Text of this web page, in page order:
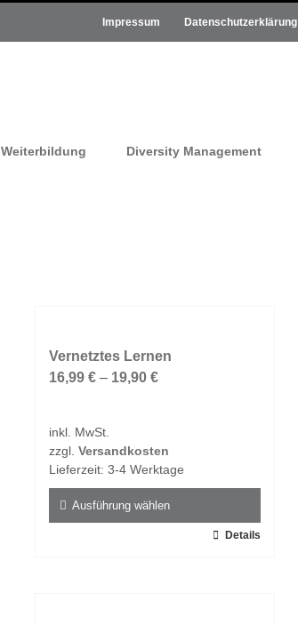
Impressum Datenschutzerklärung
Weiterbildung Diversity Management
Vernetztes Lernen
16,99 € – 19,90 €
inkl. MwSt.
zzgl. Versandkosten
Lieferzeit: 3-4 Werktage
Ausführung wählen
Details